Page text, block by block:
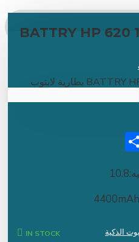
BATTRY HP
IN STOCK